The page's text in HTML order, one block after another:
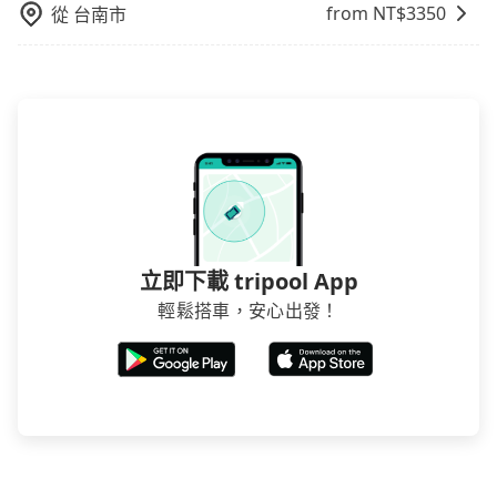
從 台南市 from NT$3350
立即下載 tripool App
輕鬆搭車，安心出發！